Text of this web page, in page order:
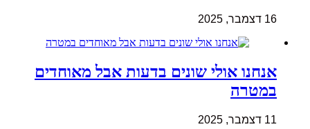
16 דצמבר, 2025
אנחנו אולי שונים בדעות אבל מאוחדים
במטרה
11 דצמבר, 2025